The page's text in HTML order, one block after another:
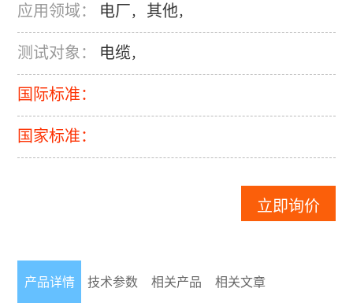
应用领域： 电厂， 其他，
测试对象： 电缆，
国际标准：
国家标准：
立即询价
产品详情 技术参数 相关产品 相关文章